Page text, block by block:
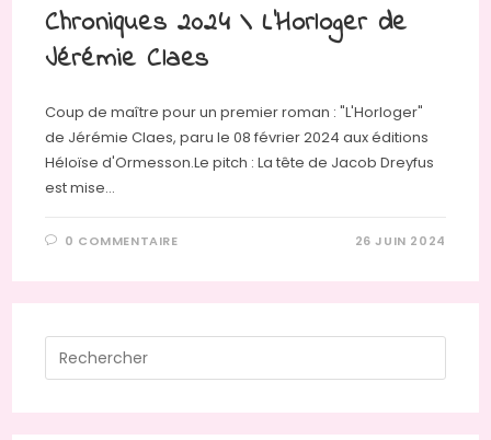
Chroniques 2024 \ L’Horloger de
Jérémie Claes
Coup de maître pour un premier roman : "L'Horloger"
de Jérémie Claes, paru le 08 février 2024 aux éditions
Héloïse d'Ormesson.Le pitch : La tête de Jacob Dreyfus
est mise…
0 COMMENTAIRE 26 JUIN 2024